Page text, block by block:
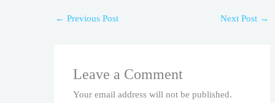
← Previous Post Next Post →
Leave a Comment
Your email address will not be published.